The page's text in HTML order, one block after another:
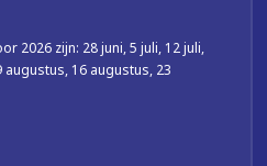
2026 zijn: 28 juni, 5 juli, 12 juli,
augustus, 16 augustus, 23